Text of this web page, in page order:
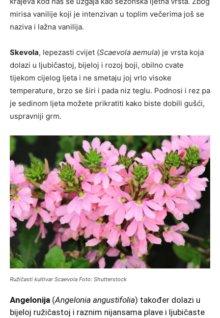
mirisa vanilije koji je intenzivan u toplim večerima još se
naziva i lažna vanilija.
Skevola, lepezasti cvijet (Scaevola aemula) je vrsta koja
dolazi u ljubičastoj, bijeloj i rozoj boji, obilno cvate
tijekom cijelog ljeta i ne smetaju joj vrlo visoke
temperature, brzo se širi i pada niz teglu. Podnosi i rez pa
je sedinom ljeta možete prikratiti kako biste dobili gušći,
uspravniji grm.
Ružičasti kultivarScaevola Foto: Shutterstock
Angelonija (Angelonia angustifolia) također dolazi u
bijeloj ružičastoj i raznim nijansama plave i ljubičaste